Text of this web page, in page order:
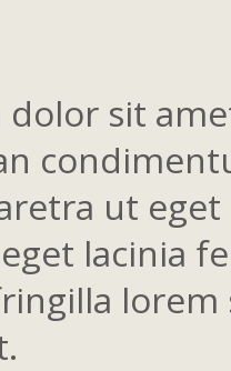
sit
ut
lacinia